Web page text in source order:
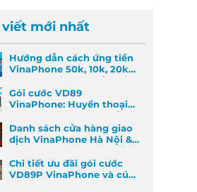
viết mới nhất
Hướng dẫn cách ứng tiền
VinaPhone 50k, 10k, 20k
nhanh nhất khi khẩn cấp
Gói cước VD89
VinaPhone: Huyền thoại
Data & Gọi thoại đã trở lại
Danh sách cửa hàng giao
dịch VinaPhone Hà Nội &
Cách tìm VinaPhone gần
đây
Chi tiết ưu đãi gói cước
VD89P VinaPhone và cú